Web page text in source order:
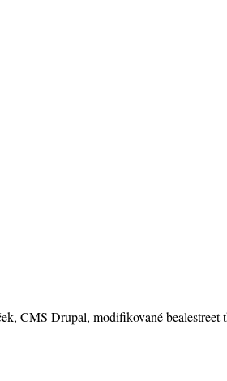
CMS Drupal, modifikované bealestreet